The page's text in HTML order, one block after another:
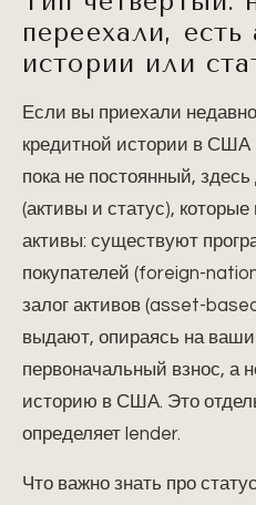
переехали,
истории или
Если вы приехали
кредитной истории в США
пока не постоянный,
(активы и статус),
активы: существуют
покупателей (foreign-
залог активов (asset-
выдают, опираясь на
первоначальный взнос, а
историю в США. Это
определяет lender.
Что важно знать про